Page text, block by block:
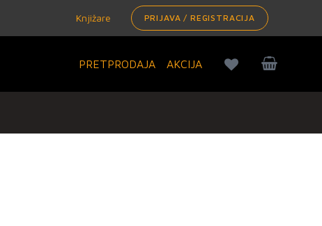
Knjižare PRIJAVA / REGISTRACIJA
PRETPRODAJA AKCIJA